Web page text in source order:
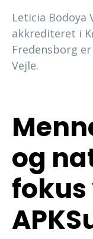
Leticia Bodoya
akkrediteret i
Fredensborg
Vejle.
og
fokus